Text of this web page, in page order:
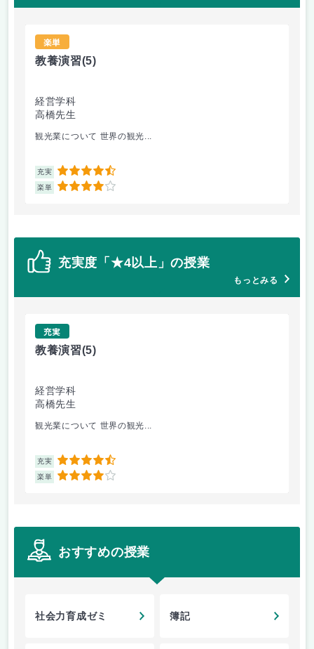
楽単
教養演習(5)
経営学科
高橋先生
観光業について 世界の観光...
充実 4.5
楽単 4
充実度「★4以上」の授業
もっとみる
充実
教養演習(5)
経営学科
高橋先生
観光業について 世界の観光...
充実 4.5
楽単 4
おすすめの授業
社会力育成ゼミ 簿記